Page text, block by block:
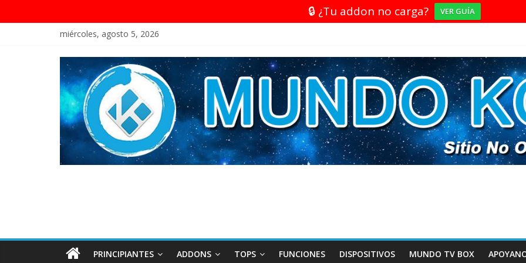
🔒 ¿Tu addon no carga? VER GUÍA
miércoles, agosto 5, 2026
PRINCIPIANTES ADDONS TOPS FUNCIONES DISPOSITIVOS MUNDO TV BOX